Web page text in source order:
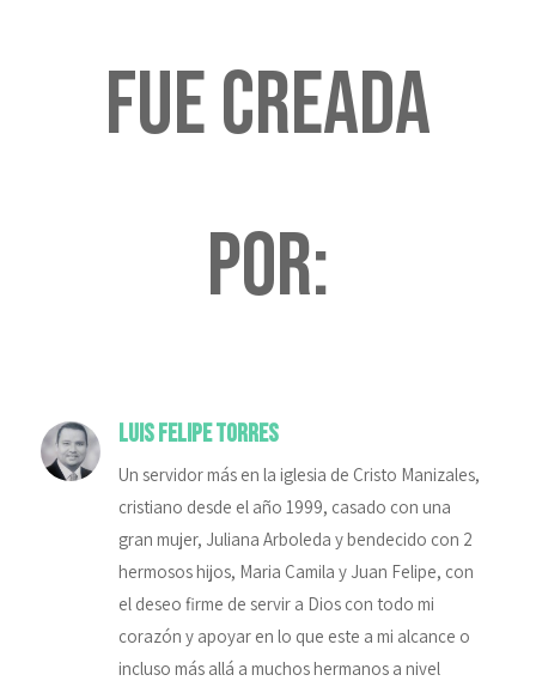
fue creada
por:
Luis Felipe Torres
Un servidor más en la iglesia de Cristo Manizales,
cristiano desde el año 1999, casado con una
gran mujer, Juliana Arboleda y bendecido con 2
hermosos hijos, Maria Camila y Juan Felipe, con
el deseo firme de servir a Dios con todo mi
corazón y apoyar en lo que este a mi alcance o
incluso más allá a muchos hermanos a nivel